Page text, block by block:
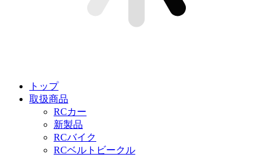
トップ
取扱商品
RCカー
新製品
RCバイク
RCベルトビークル